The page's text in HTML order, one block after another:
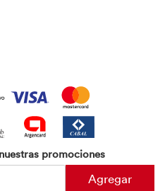
promociones
Agregar